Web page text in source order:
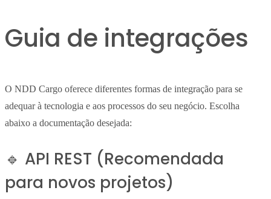
Guia de integrações
O NDD Cargo oferece diferentes formas de integração para se
adequar à tecnologia e aos processos do seu negócio. Escolha
abaixo a documentação desejada:
🔹 API REST (Recomendada
para novos projetos)